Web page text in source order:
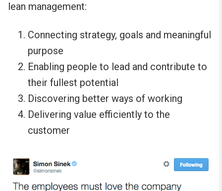
lean management:
Connecting strategy, goals and meaningful
purpose
Enabling people to lead and contribute to
their fullest potential
Discovering better ways of working
Delivering value efficiently to the
customer